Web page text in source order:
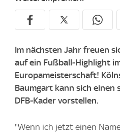
Im nächsten Jahr freuen
auf ein Fußball-Highlight
Europameisterschaft!
Baumgart kann sich einen
DFB-Kader vorstellen.
"Wenn ich jetzt einen